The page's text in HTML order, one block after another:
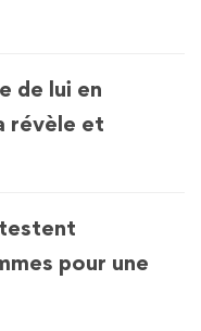
de lui en
révèle et
pour une